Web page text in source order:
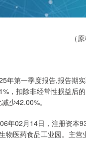
（
年第一季度报告,报告期
，扣除非经常性损益后
少42.00%。
年02月14日，注册资
医药食品工业园。主营